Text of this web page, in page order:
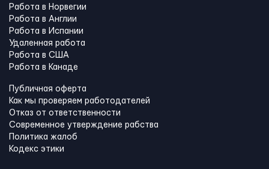
Работа в Норвегии
Работа в Англии
Работа в Испании
Удаленная работа
Работа в США
Работа в Канадe
Публичная оферта
Как мы проверяем работодателей
Отказ от ответственности
Современное утверждение рабства
Политика жалоб
Кодекс этики